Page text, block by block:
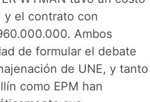
y el contrato con
Ambos
de formular el debate
de UNE, y tanto
como EPM han